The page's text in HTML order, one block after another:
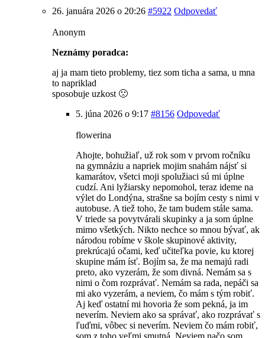
26. januára 2026 o 20:26 #5922 Odpovedať
Anonym
Neznámy poradca:
aj ja mam tieto problemy, tiez som ticha a sama, u mna
to napriklad
sposobuje uzkost 🙁
5. júna 2026 o 9:17 #8156 Odpovedať
flowerina
Ahojte, bohužiaľ, už rok som v prvom ročníku
na gymnáziu a napriek mojim snahám nájsť si
kamarátov, všetci moji spolužiaci sú mi úplne
cudzí. Ani lyžiarsky nepomohol, teraz ideme na
výlet do Londýna, strašne sa bojím cesty s nimi v
autobuse. A tiež toho, že tam budem stále sama.
V triede sa povytvárali skupinky a ja som úplne
mimo všetkých. Nikto nechce so mnou bývať, ak
národou robíme v škole skupinové aktivity,
prekrúcajú očami, keď učiteľka povie, ku ktorej
skupine mám ísť. Bojím sa, že ma nemajú radi
preto, ako vyzerám, že som divná. Nemám sa s
nimi o čom rozprávať. Nemám sa rada, nepáči sa
mi ako vyzerám, a neviem, čo mám s tým robiť.
Aj keď ostatní mi hovoria že som pekná, ja im
neverím. Neviem ako sa správať, ako rozprávať s
ľuďmi, vôbec si neverím. Neviem čo mám robiť,
som z toho veľmi smutná. Neviem načo som